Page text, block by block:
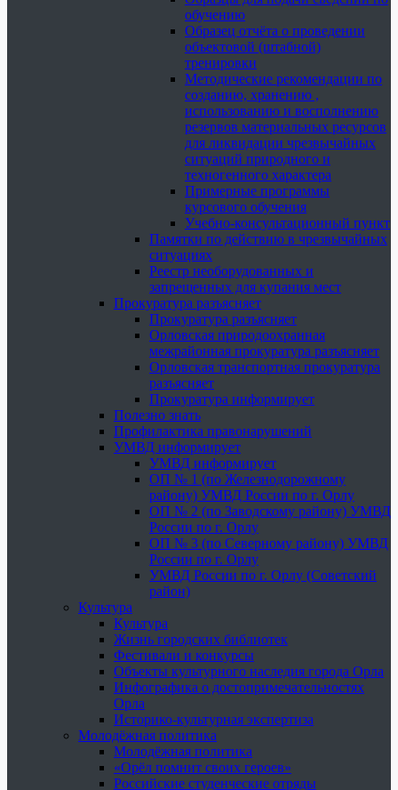
обучению
Образец отчёта о проведении
объектовой (штабной)
тренировки
Методические рекомендации по
созданию, хранению ,
использованию и восполнению
резервов материальных ресурсов
для ликвидации чрезвычайных
ситуаций природного и
техногенного характера
Примерные программы
курсового обучения
Учебно-консультационный пункт
Памятки по действию в чрезвычайных
ситуациях
Реестр необорудованных и
запрещенных для купания мест
Прокуратура разъясняет
Прокуратура разъясняет
Орловская природоохранная
межрайонная прокуратура разъясняет
Орловская транспортная прокуратура
разъясняет
Прокуратура информирует
Полезно знать
Профилактика правонарушений
УМВД информирует
УМВД информирует
ОП № 1 (по Железнодорожному
району) УМВД России по г. Орлу
ОП № 2 (по Заводскому району) УМВД
России по г. Орлу
ОП № 3 (по Северному району) УМВД
России по г. Орлу
УМВД России по г. Орлу (Советский
район)
Культура
Культура
Жизнь городских библиотек
Фестивали и конкурсы
Объекты культурного наследия города Орла
Инфографика о достопримечательностях
Орла
Историко-культурная экспертиза
Молодёжная политика
Молодёжная политика
«Орёл помнит своих героев»
Российские студенческие отряды